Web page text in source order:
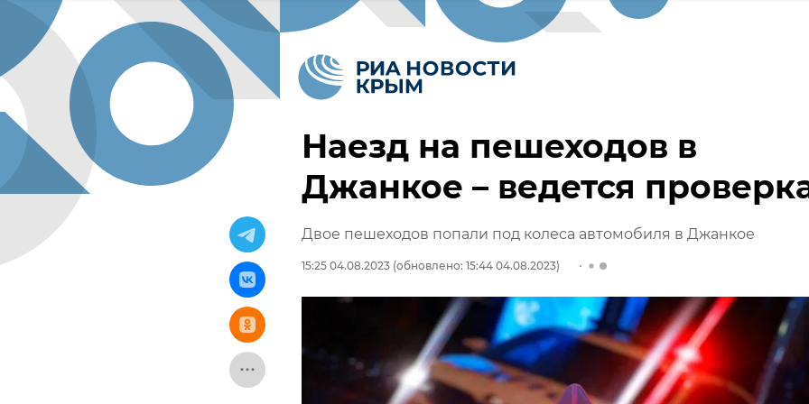
Наезд на пешеходов в
Джанкое – ведется
Двое пешеходов попали под колеса автомобиля в Джанкое
15:25 04.08.2023 (обновлено: 15:44 04.08.2023)